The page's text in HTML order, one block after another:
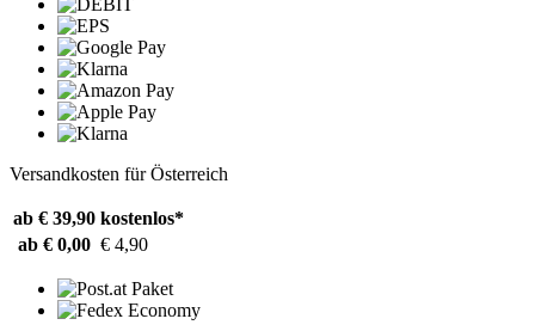
Versandkosten für Österreich
ab € 39,90 kostenlos*
ab € 0,00 € 4,90